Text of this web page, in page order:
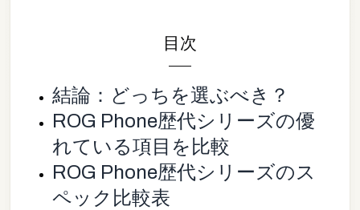
目次
結論：どっちを選ぶべき？
ROG Phone歴代シリーズの優
れている項目を比較
ROG Phone歴代シリーズのス
ペック比較表